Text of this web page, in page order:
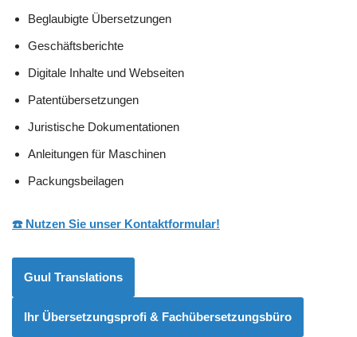
Beglaubigte Übersetzungen
Geschäftsberichte
Digitale Inhalte und Webseiten
Patentübersetzungen
Juristische Dokumentationen
Anleitungen für Maschinen
Packungsbeilagen
☎️ Nutzen Sie unser Kontaktformular!
Guul Translations
Ihr Übersetzungsprofi & Fachübersetzungsbüro